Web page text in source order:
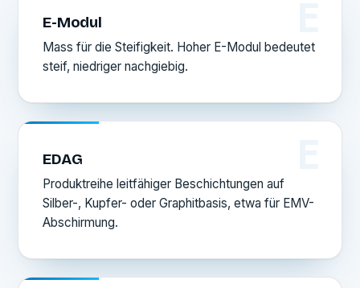
E-Modul
Mass für die Steifigkeit. Hoher E-Modul bedeutet
steif, niedriger nachgiebig.
EDAG
Produktreihe leitfähiger Beschichtungen auf
Silber-, Kupfer- oder Graphitbasis, etwa für EMV-
Abschirmung.